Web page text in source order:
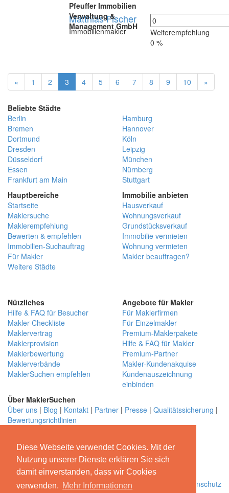
Diese Webseite verwendet Cookies. Mit der
Nutzung unserer Dienste erklären Sie sich
damit einverstanden, dass wir Cookies
verwenden. Mehr Informationen
Matthias Fischer
Immobilienmakler
Pfeuffer Immobilien
Verwaltung &
Management GmbH
Weiterempfehlung
0 %
« 1 2 3 4 5 6 7 8 9 10 »
Beliebte Städte
Berlin
Bremen
Dortmund
Dresden
Düsseldorf
Essen
Frankfurt am Main
Hamburg
Hannover
Köln
Leipzig
München
Nürnberg
Stuttgart
Hauptbereiche
Startseite
Maklersuche
Maklerempfehlung
Bewerten & empfehlen
Immobilien-Suchauftrag
Für Makler
Weitere Städte
Immobilie anbieten
Hausverkauf
Wohnungsverkauf
Grundstücksverkauf
Immobilie vermieten
Wohnung vermieten
Makler beauftragen?
Nützliches
Hilfe & FAQ für Besucher
Makler-Checkliste
Maklervertrag
Maklerprovision
Maklerbewertung
Maklerverbände
MaklerSuchen empfehlen
Angebote für Makler
Für Maklerfirmen
Für Einzelmakler
Premium-Maklerpakete
Hilfe & FAQ für Makler
Premium-Partner
Makler-Kundenakquise
Kundenauszeichnung
einbinden
Über MaklerSuchen
Über uns | Blog | Kontakt | Partner | Presse | Qualitätssicherung |
Bewertungsrichtlinien
Begleiten Sie uns
© MaklerSuchen.com - Das Maklerbewertungs- und
Empfehlungsportal 2026
Impressum
Datenschutz